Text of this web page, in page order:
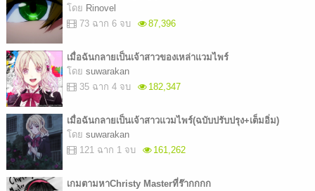
โดย Rinovel
73 ฉาก 6 จบ
87,396
เมื่อฉันกลายเป็นเจ้าสาวของเหล่าแวมไพร์
โดย suwarakan
35 ฉาก 4 จบ
182,347
เมื่อฉันกลายเป็นเจ้าสาวแวมไพร์(ฉบับปรับปรุง+เต็มอิ่ม)
โดย suwarakan
121 ฉาก 1 จบ
161,262
เกมตามหาChristy Masterที่ร๊ากกกก